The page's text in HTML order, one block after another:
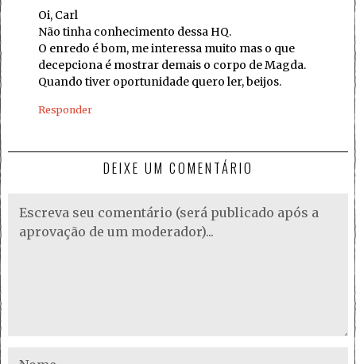
Oi, Carl
Não tinha conhecimento dessa HQ.
O enredo é bom, me interessa muito mas o que
decepciona é mostrar demais o corpo de Magda.
Quando tiver oportunidade quero ler, beijos.
Responder
DEIXE UM COMENTÁRIO